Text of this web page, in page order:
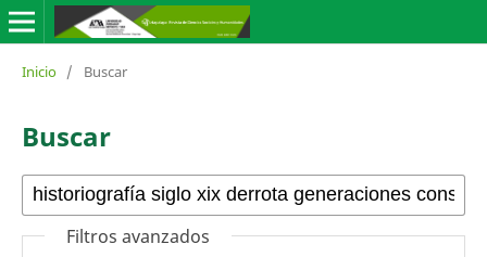
Inicio / Buscar
Buscar
Filtros avanzados